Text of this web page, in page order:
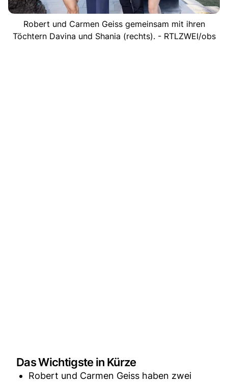
Robert und Carmen Geiss gemeinsam mit ihren
Töchtern Davina und Shania (rechts). - RTLZWEI/obs
Das Wichtigste in Kürze
Robert und Carmen Geiss haben zwei